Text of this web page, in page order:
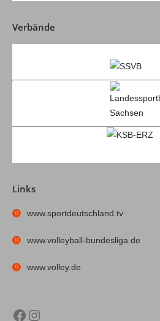
Verbände
Links
www.sportdeutschland.tv
www.volleyball-bundesliga.de
www.volley.de
Facebook
Instagram